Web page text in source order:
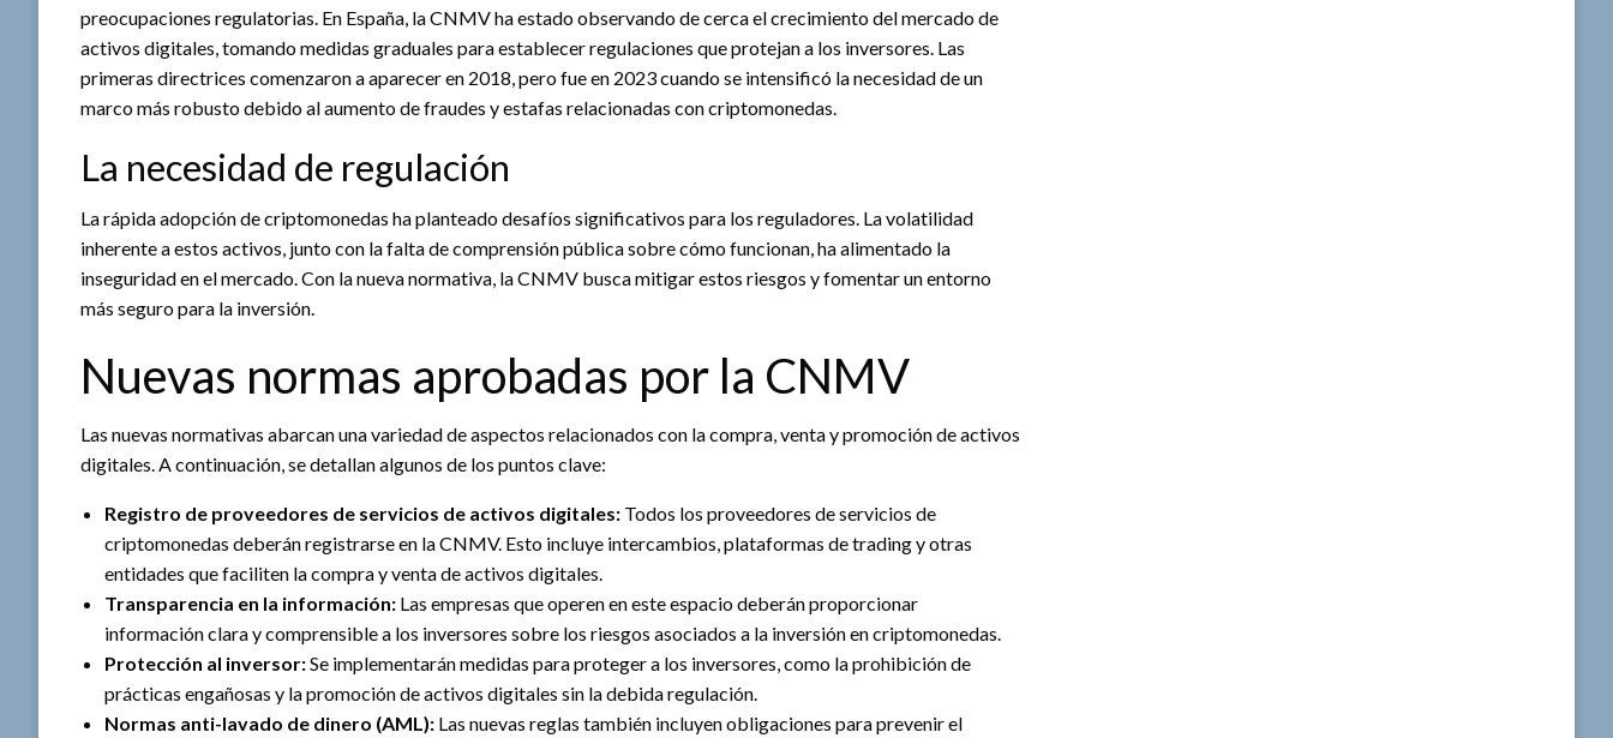
preocupaciones regulatorias. En España, la CNMV ha estado observando de cerca el crecimiento del mercado de
activos digitales, tomando medidas graduales para establecer regulaciones que protejan a los inversores. Las
primeras directrices comenzaron a aparecer en 2018, pero fue en 2023 cuando se intensificó la necesidad de un
marco más robusto debido al aumento de fraudes y estafas relacionadas con criptomonedas.
La necesidad de regulación
La rápida adopción de criptomonedas ha planteado desafíos significativos para los reguladores. La volatilidad
inherente a estos activos, junto con la falta de comprensión pública sobre cómo funcionan, ha alimentado la
inseguridad en el mercado. Con la nueva normativa, la CNMV busca mitigar estos riesgos y fomentar un entorno
más seguro para la inversión.
Nuevas normas aprobadas por la CNMV
Las nuevas normativas abarcan una variedad de aspectos relacionados con la compra, venta y promoción de activos
digitales. A continuación, se detallan algunos de los puntos clave:
Registro de proveedores de servicios de activos digitales: Todos los proveedores de servicios de
criptomonedas deberán registrarse en la CNMV. Esto incluye intercambios, plataformas de trading y otras
entidades que faciliten la compra y venta de activos digitales.
Transparencia en la información: Las empresas que operen en este espacio deberán proporcionar
información clara y comprensible a los inversores sobre los riesgos asociados a la inversión en criptomonedas.
Protección al inversor:Se implementarán medidas para proteger a los inversores, como la prohibición de
prácticas engañosas y la promoción de activos digitales sin la debida regulación.
Normas anti-lavado de dinero (AML): Las nuevas reglas también incluyen obligaciones para prevenir el